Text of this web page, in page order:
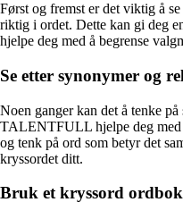
Først og fremst er det viktig å
riktig i ordet. Dette kan gi deg
hjelpe deg med å begrense
Se etter synonymer og
Noen ganger kan det å tenke
TALENTFULL hjelpe deg med
og tenk på ord som betyr det
kryssordet ditt.
Bruk et kryssord ordbok